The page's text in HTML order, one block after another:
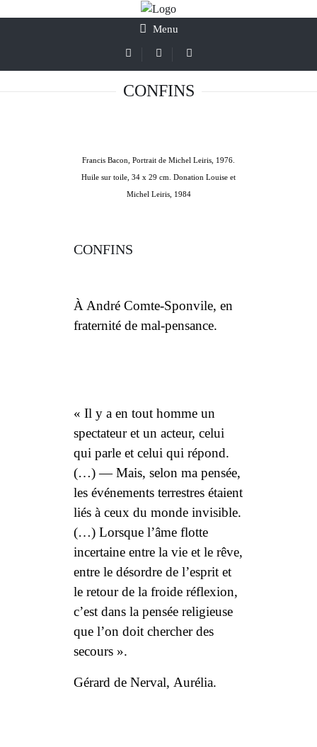
Menu
CONFINS
Francis Bacon Portrait de Michel Leiris , 1976.
Huile sur toile, 34 x 29 cm. Donation Louise et
Michel Leiris, 1984
CONFINS
À André Comte-Sponvile, en
fraternité de mal-pensance.
« Il y a en tout homme un
spectateur et un acteur, celui
qui parle et celui qui répond.
(…) ― Mais, selon ma pensée,
les événements terrestres étaient
liés à ceux du monde invisible.
(…) Lorsque l’âme flotte
incertaine entre la vie et le rêve,
entre le désordre de l’esprit et
le retour de la froide réflexion,
c’est dans la pensée religieuse
que l’on doit chercher des
secours ».
Gérard de Nerval, Aurélia.